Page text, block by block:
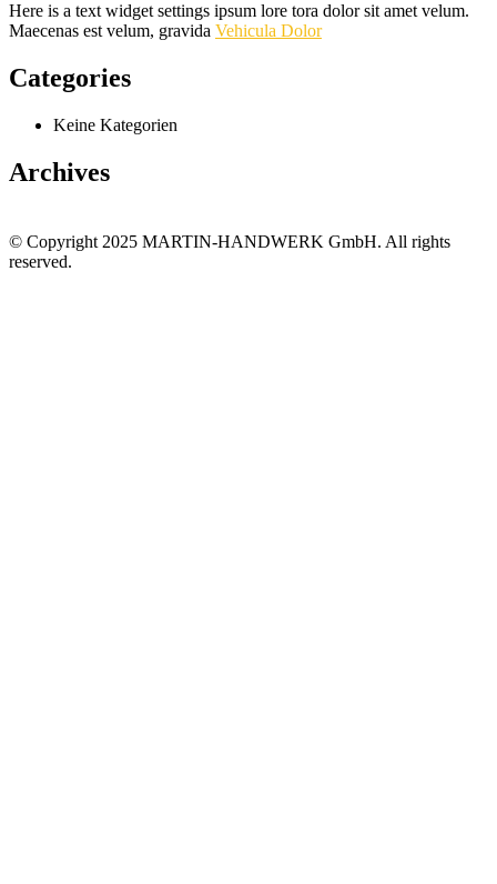
Here is a text widget settings ipsum lore tora dolor sit amet velum.
Maecenas est velum, gravida Vehicula Dolor
Categories
Keine Kategorien
Archives
© Copyright 2025 MARTIN-HANDWERK GmbH. All rights
reserved.